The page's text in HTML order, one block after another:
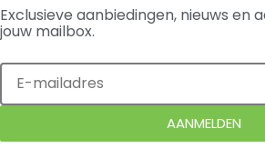
Exclusieve aanbiedingen, nieuws en
jouw mailbox.
AANMELDEN